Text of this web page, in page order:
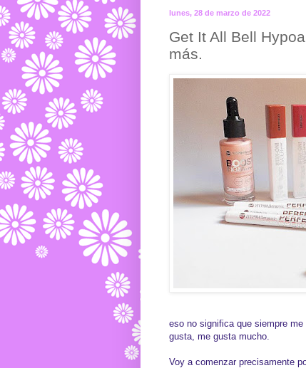
lunes, 28 de marzo de 2022
Get It All Bell
más.
eso no significa que siempre
gusta, me gusta mucho.
Voy a comenzar precisamente